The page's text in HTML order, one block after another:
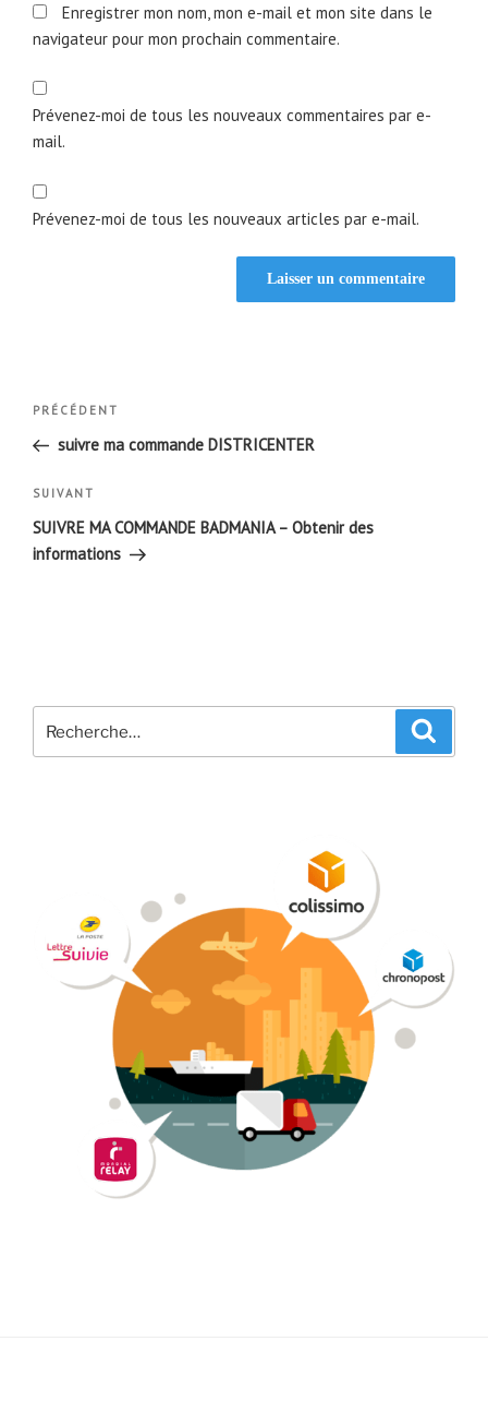
Enregistrer mon nom, mon e-mail et mon site dans le
navigateur pour mon prochain commentaire.
Prévenez-moi de tous les nouveaux commentaires par e-
mail.
Prévenez-moi de tous les nouveaux articles par e-mail.
Navigation
l’article
Article
précédent
PRÉCÉDENT
suivre ma commande DISTRICENTER
Article
suivant
SUIVANT
SUIVRE MA COMMANDE BADMANIA – Obtenir des
informations
pour